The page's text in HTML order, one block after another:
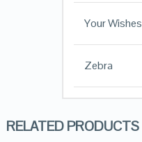
Your Wishes
Zebra
RELATED PRODUCTS